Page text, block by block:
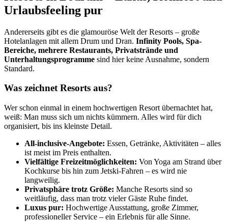
Urlaubsfeeling pur
Andererseits gibt es die glamouröse Welt der Resorts – große
Hotelanlagen mit allem Drum und Dran. Infinity Pools, Spa-
Bereiche, mehrere Restaurants, Privatstrände und
Unterhaltungsprogramme sind hier keine Ausnahme, sondern
Standard.
Was zeichnet Resorts aus?
Wer schon einmal in einem hochwertigen Resort übernachtet hat,
weiß: Man muss sich um nichts kümmern. Alles wird für dich
organisiert, bis ins kleinste Detail.
All-inclusive-Angebote: Essen, Getränke, Aktivitäten – alles
ist meist im Preis enthalten.
Vielfältige Freizeitmöglichkeiten: Von Yoga am Strand über
Kochkurse bis hin zum Jetski-Fahren – es wird nie
langweilig.
Privatsphäre trotz Größe: Manche Resorts sind so
weitläufig, dass man trotz vieler Gäste Ruhe findet.
Luxus pur: Hochwertige Ausstattung, große Zimmer,
professioneller Service – ein Erlebnis für alle Sinne.